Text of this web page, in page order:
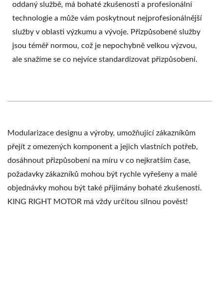
oddaný službě, má bohaté zkušenosti a profesionální
technologie a může vám poskytnout nejprofesionálnější
služby v oblasti výzkumu a vývoje. Přizpůsobené služby
jsou téměř normou, což je nepochybně velkou výzvou,
ale snažíme se co nejvíce standardizovat přizpůsobení.
Modularizace designu a výroby, umožňující zákazníkům
přejít z omezených komponent a jejich vlastních potřeb,
dosáhnout přizpůsobení na míru v co nejkratším čase,
požadavky zákazníků mohou být rychle vyřešeny a malé
objednávky mohou být také přijímány bohaté zkušenosti.
KING RIGHT MOTOR má vždy určitou silnou pověst!